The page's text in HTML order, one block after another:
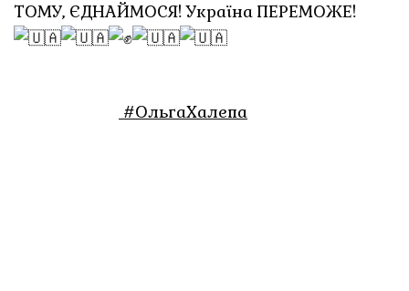
ТОМУ, ЄДНАЙМОСЯ! Україна ПЕРЕМОЖЕ!
#ОльгаХалепа